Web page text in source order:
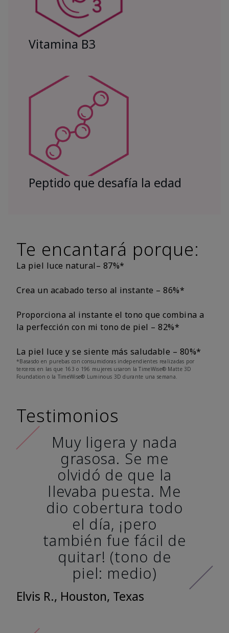
Vitamina B3
Peptido que desafía la edad
Te encantará porque:
La piel luce natural– 87%*
Crea un acabado terso al instante – 86%*
Proporciona al instante el tono que combina a
la perfección con mi tono de piel – 82%*
La piel luce y se siente más saludable – 80%*
*Basasdo en purebas con consumidoras independientes realizadas por
terceros en las que 163 o 196 mujeres usaron la TimeWise® Matte 3D
Foundation o la TimeWise® Luminous 3D durante una semana.
Testimonios
Muy ligera y nada
grasosa. Se me
olvidó de que la
llevaba puesta. Me
dio cobertura todo
el día, ¡pero
también fue fácil de
quitar! (tono de
piel: medio)
Elvis R., Houston, Texas